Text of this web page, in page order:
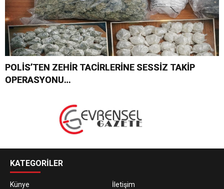
POLİS’TEN ZEHİR TACİRLERİNE SESSİZ TAKİP
OPERASYONU…
KATEGORİLER
Künye İletişim